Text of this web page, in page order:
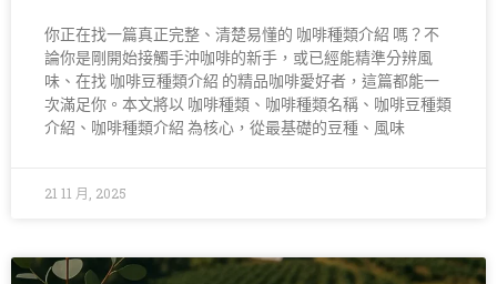
你正在找一篇真正完整、清楚易懂的 咖啡種類介紹 嗎？不
論你是剛開始接觸手沖咖啡的新手，或已經能精準分辨風
味、在找 咖啡豆種類介紹 的精品咖啡愛好者，這篇都能一
次滿足你。本文將以 咖啡種類、咖啡種類名稱、咖啡豆種類
介紹、咖啡種類介紹 為核心，從最基礎的豆種、風味
21 11 月, 2025